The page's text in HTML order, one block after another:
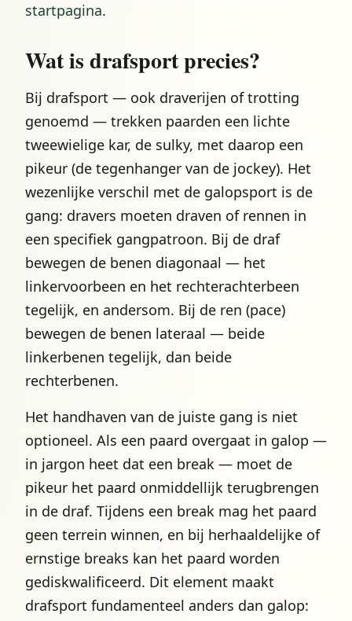
startpagina.
Wat is drafsport precies?
Bij drafsport — ook draverijen of trotting
genoemd — trekken paarden een lichte
tweewielige kar, de sulky, met daarop een
pikeur (de tegenhanger van de jockey). Het
wezenlijke verschil met de galopsport is de
gang: dravers moeten draven of rennen in
een specifiek gangpatroon. Bij de draf
bewegen de benen diagonaal — het
linkervoorbeen en het rechterachterbeen
tegelijk, en andersom. Bij de ren (pace)
bewegen de benen lateraal — beide
linkerbenen tegelijk, dan beide
rechterbenen.
Het handhaven van de juiste gang is niet
optioneel. Als een paard overgaat in galop —
in jargon heet dat een break — moet de
pikeur het paard onmiddellijk terugbrengen
in de draf. Tijdens een break mag het paard
geen terrein winnen, en bij herhaaldelijke of
ernstige breaks kan het paard worden
gediskwalificeerd. Dit element maakt
drafsport fundamenteel anders dan galop: